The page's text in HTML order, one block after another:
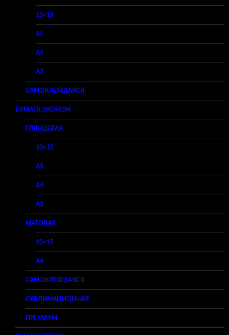
13×18
A5
A4
A3
САМОКЛЕЯЩАЯСЯ
БУМАГА ЭКОНОМ
ГЛЯНЦЕВАЯ
10×15
A5
A4
A3
МАТОВАЯ
10×15
A4
САМОКЛЕЯЩАЯСЯ
СУБЛИМАЦИОННАЯ
ПРЕМИУМ